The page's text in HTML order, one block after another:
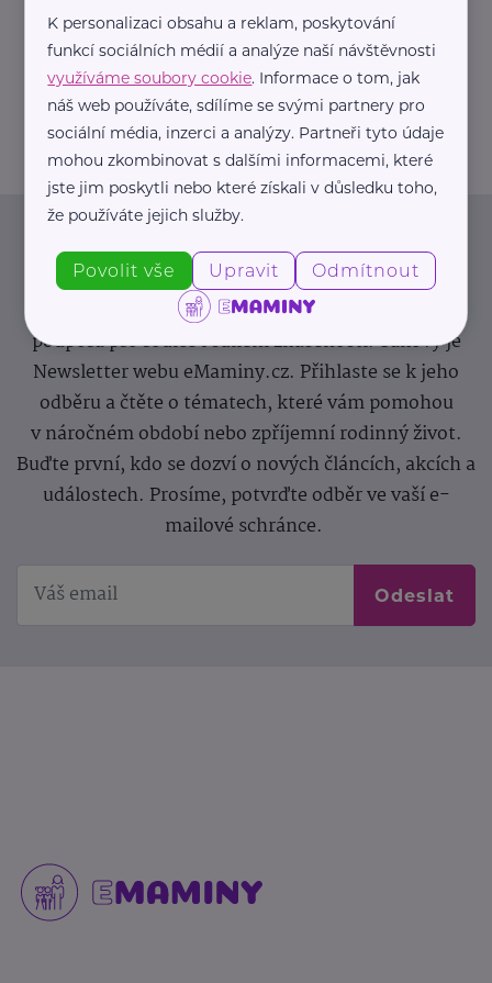
https://hartmanndirect.com/cs-cz
+420 800 100 150
info@hartmanndirect.cz
Newsletter
Pravidelný přísun novinek, inspirace na každý den,
podpora pro rodiče i sdílení zkušeností. Takový je
Newsletter webu eMaminy.cz. Přihlaste se k jeho
odběru a čtěte o tématech, které vám pomohou
v náročném období nebo zpříjemní rodinný život.
Buďte první, kdo se dozví o nových článcích, akcích a
událostech. Prosíme, potvrďte odběr ve vaší e-
mailové schránce.
Odeslat
K personalizaci obsahu a reklam, poskytování
funkcí sociálních médií a analýze naší návštěvnosti
využíváme soubory cookie. Informace o tom, jak
náš web používáte, sdílíme se svými partnery pro
sociální média, inzerci a analýzy. Partneři tyto údaje
mohou zkombinovat s dalšími informacemi, které
jste jim poskytli nebo které získali v důsledku toho,
že používáte jejich služby.
Povolit vše Upravit Odmítnout